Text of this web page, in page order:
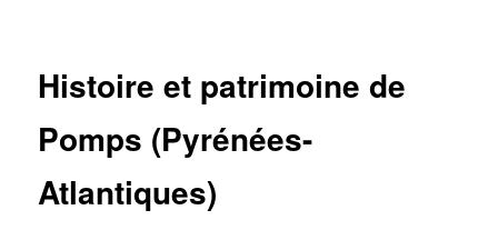
Histoire et patrimoine de
Pomps (Pyrénées-
Atlantiques)